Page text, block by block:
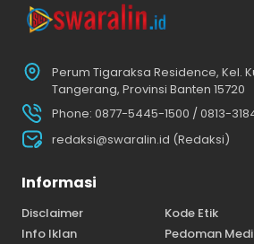
Perum Tigaraksa Residence, Kel.
Tangerang, Provinsi Banten 15720
Phone: 0877-5445-1500 / 0813-
redaksi@swaralin.id (Redaksi)
Informasi
Disclaimer Kode Etik
Info Iklan
Pedoman